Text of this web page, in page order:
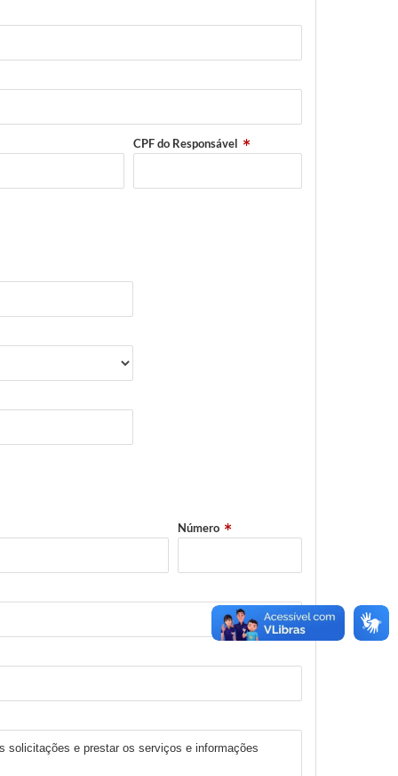
CPF do Responsável
Número
solicitações e prestar os serviços e informações